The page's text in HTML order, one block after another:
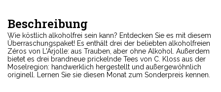
Beschreibung
Wie köstlich alkoholfrei sein kann? Entdecken Sie es mit diesem
Überraschungspaket! Es enthält drei der beliebten alkoholfreien
Zéros von L'Arjolle: aus Trauben, aber ohne Alkohol. Außerdem
bietet es drei brandneue prickelnde Tees von C. Kloss aus der
Moselregion: handwerklich hergestellt und außergewöhnlich
originell. Lernen Sie sie diesen Monat zum Sonderpreis kennen.